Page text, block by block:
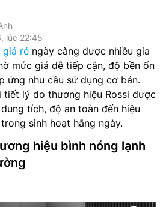
lúc 22:45
giá rẻ ngày càng được nhiều gia
mức giá dễ tiếp cận, độ bền ổn
ứng nhu cầu sử dụng cơ bản.
tiết lý do thương hiệu Rossi được
tích, độ an toàn đến hiệu
sinh hoạt hằng ngày.
hiệu bình nóng lạnh